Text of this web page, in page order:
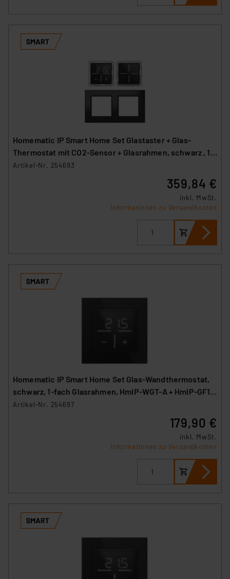
Homematic IP Smart Home Set Glastaster + Glas-
Thermostat mit CO2-Sensor + Glasrahmen, schwarz , 1x
WGS-A, 1x WGTC-A, 1x GF2-A
Artikel-Nr. 254693
359,84 €
inkl. MwSt.
Informationen zu Versandkosten
Homematic IP Smart Home Set Glas-Wandthermostat,
schwarz, 1-fach Glasrahmen, HmIP-WGT-A + HmIP-GF1-
A
Artikel-Nr. 254697
179,90 €
inkl. MwSt.
Informationen zu Versandkosten